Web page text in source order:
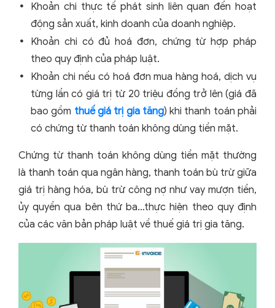
Khoản chi thực tế phát sinh liên quan đến hoạt
động sản xuất, kinh doanh của doanh nghiệp.
Khoản chi có đủ hoá đơn, chứng từ hợp pháp
theo quy định của pháp luật.
Khoản chi nếu có hoá đơn mua hàng hoá, dịch vụ
từng lần có giá trị từ 20 triệu đồng trở lên (giá đã
bao gồm thuế giá trị gia tăng) khi thanh toán phải
có chứng từ thanh toán không dùng tiền mặt.
Chứng từ thanh toán không dùng tiền mặt thường
là thanh toán qua ngân hàng, thanh toán bù trừ giữa
giá trị hàng hóa, bù trừ công nợ như vay mượn tiền,
ủy quyền qua bên thứ ba…thực hiện theo quy định
của các văn bản pháp luật về thuế giá trị gia tăng.